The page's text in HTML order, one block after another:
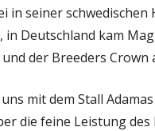
in seiner schwedischen
Deutschland kam
der Breeders Crown
mit dem Stall
die feine Leistung